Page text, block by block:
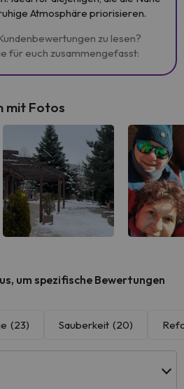
Atmosphäre priorisieren.
zu lesen?
für euch zusammengefasst:
mit Fotos
um spezifische Bewertungen
(23) Sauberkeit (20)